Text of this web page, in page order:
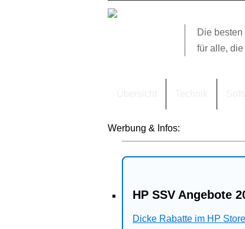
Die
für alle,
Werbung & Infos:
HP SSV Angebote
Dicke Rabatte im HP